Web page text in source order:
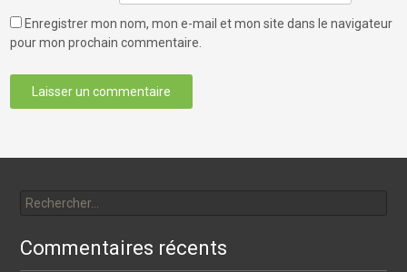
Enregistrer mon nom, mon e-mail et mon site dans le navigateur
pour mon prochain commentaire.
Commentaires récents